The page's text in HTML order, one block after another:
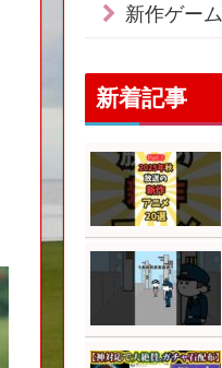
新作ゲーム
新着記事